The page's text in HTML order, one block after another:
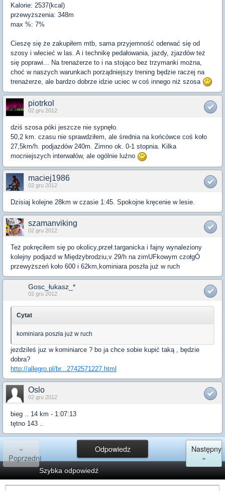
Kalorie: 2537(kcal)
przewyższenia: 348m
max %: 7%
Cieszę się że zakupiłem mtb, sama przyjemność oderwać się od
szosy i wlecieć w las. A i technikę pedałowania, jazdy, zjazdów też
się poprawi... Na trenażerze to i na stojąco bez trzymanki można,
choć w naszych warunkach porządniejszy trening będzie raczej na
trenażerze, ale bardzo dobrze idzie uciec w coś innego niż szosa
piotrkol
02 gru 2012
dziś szosa póki jeszcze nie sypnęło.
50,2 km. czasu nie sprawdziłem, ale średnia na końcówce coś koło
27,5km/h. podjazdów 240m. Zimno ok. 0-1 stopnia. Kilka
mocniejszych interwałów, ale ogólnie luźno
maciej1986
02 gru 2012
Dzisiaj kolejne 28km w czasie 1:45. Spokojne kręcenie w lesie.
szamanviking
02 gru 2012
Też pokręciłem się po okolicy,przeł.targanicka i fajny wynaleziony
kolejny podjazd w Międzybrodziu,v 29/h na zimUFkowym czołgÓ
przewyższeń koło 600 i 62km,kominiara poszła już w ruch
Gosc_łukasz_*
02 gru 2012
Cytat
kominiara poszła już w ruch
jezdzileś juz w kominiarce ? bo ja chce sobie kupić taką , będzie
dobra?
http://allegro.pl/br...2742571227.html
Oslo
02 gru 2012
bieg .. 14 km - 1:07:13
tętno 143 ..
Odpowiedz
«
Poprzedni
Następny
»
Szybka odpowiedź